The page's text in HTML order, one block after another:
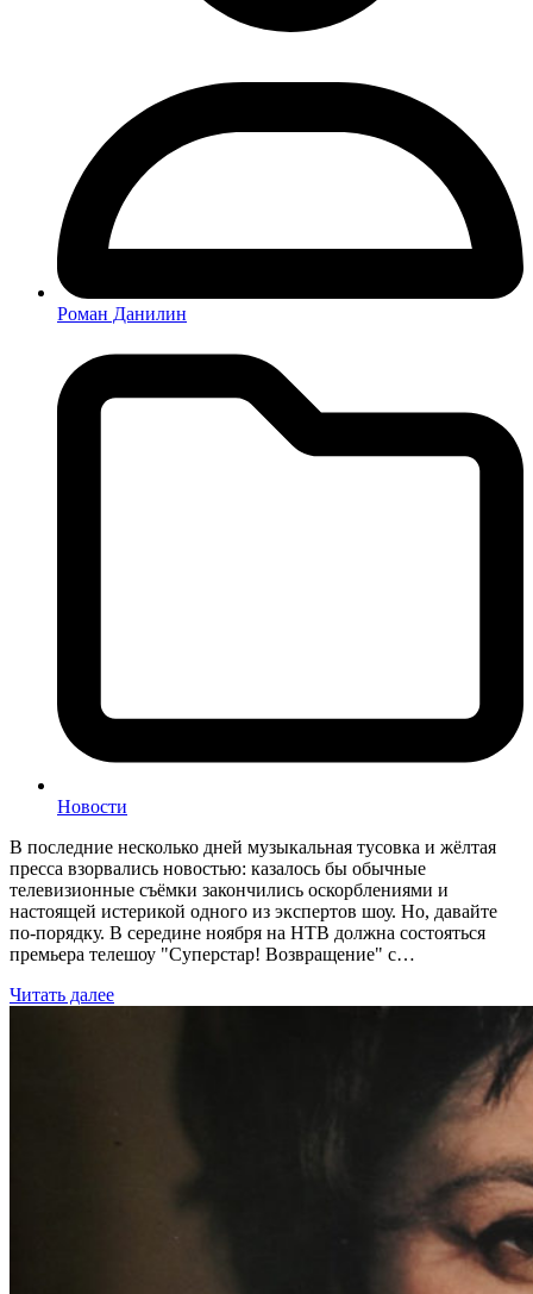
Роман Данилин
Новости
В последние несколько дней музыкальная тусовка и жёлтая
пресса взорвались новостью: казалось бы обычные
телевизионные съёмки закончились оскорблениями и
настоящей истерикой одного из экспертов шоу. Но, давайте
по-порядку. В середине ноября на НТВ должна состояться
премьера телешоу "Суперстар! Возвращение" с…
Читать далее